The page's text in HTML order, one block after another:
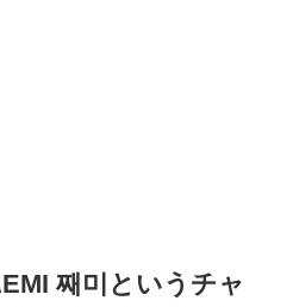
째미というチャ